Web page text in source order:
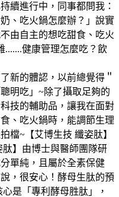
續進行中，同事都問我：
、吃火鍋怎麼辦？」說實
由自主的想吃甜食、吃火
.......健康管理怎麼吃？飲
新的體認，以前總覺得＂
明吃」~除了攝取足夠的
技的輔助品，讓我在面對
、吃火鍋時，能調節生理
檔~【艾博生技 纖姿肽】
】由博士與醫師團隊研
單純，且屬於全素保健
，很安心！酵母生肽的預
是「專利酵母胜肽」，